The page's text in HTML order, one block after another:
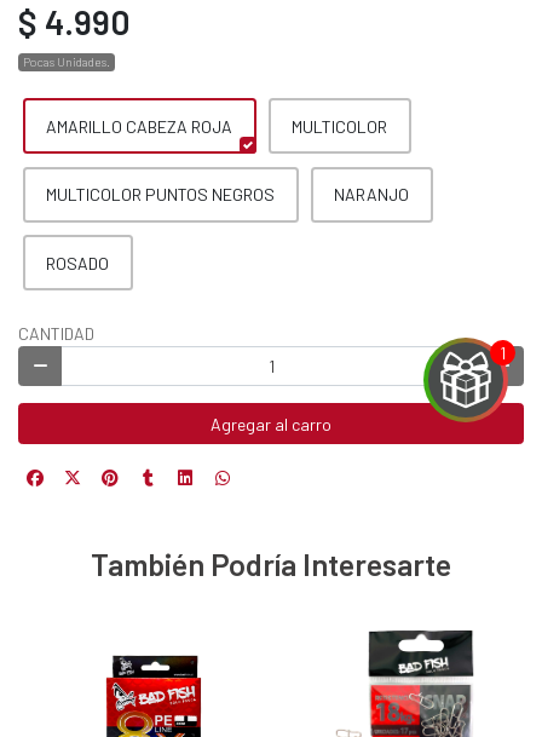
$ 4.990
Pocas Unidades.
AMARILLO CABEZA ROJA MULTICOLOR
MULTICOLOR PUNTOS NEGROS NARANJO
ROSADO
CANTIDAD
Agregar al carro
También Podría Interesarte